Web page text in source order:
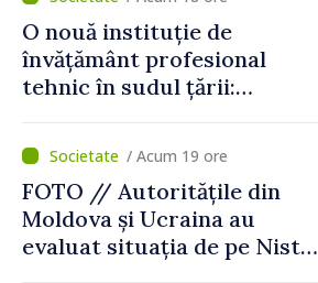
de lei
O nouă instituție de
învățământ profesional
tehnic în sudul țării:
înființarea Colegiului moldo-
turc la Comrat/ Acum 19 ore
FOTO // Autoritățile din
Moldova și Ucraina au
evaluat situația de pe Nistru